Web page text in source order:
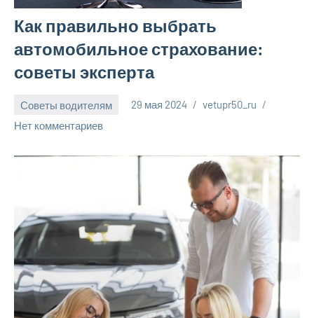
Как правильно выбрать
автомобильное страхование:
советы эксперта
Советы водителям 29 мая 2024
vetupr50_ru
Нет комментариев